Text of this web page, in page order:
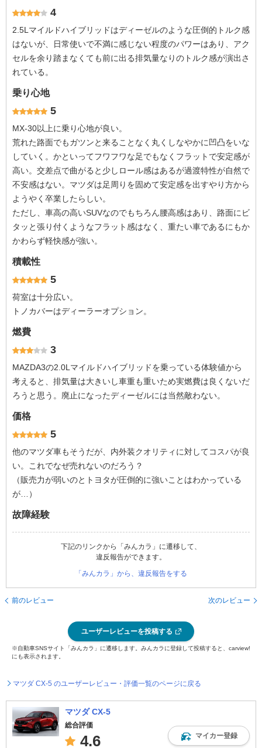
4
2.5Lマイルドハイブリッドはディーゼルのような圧倒的トルク感
はないが、日常使いで不満に感じない程度のパワーはあり、アク
セルを余り踏まなくても前に出る排気量なりのトルク感が演出さ
れている。
乗り心地
5
MX-30以上に乗り心地が良い。
荒れた路面でもガツンと来ることなく丸くしなやかに凹凸をいな
していく。かといってフワフワな足でもなくフラットで安定感が
高い。交差点で曲がると少しロール感はあるが過渡特性が自然で
不安感はない。マツダは足周りを固めて安定感を出すやり方から
ようやく卒業したらしい。
ただし、車高の高いSUVなのでもちろん腰高感はあり、路面にビ
タッと張り付くようなフラット感はなく、重たい車であるにもか
かわらず軽快感が強い。
積載性
5
荷室は十分広い。
トノカバーはディーラーオプション。
燃費
3
MAZDA3の2.0Lマイルドハイブリッドを乗っている体験値から
考えると、排気量は大きいし車重も重いため実燃費は良くないだ
ろうと思う。廃止になったディーゼルには当然敵わない。
価格
5
他のマツダ車もそうだが、内外装クオリティに対してコスパが良
い。これでなぜ売れないのだろう？
（販売力が弱いのとトヨタが圧倒的に強いことはわかっている
が…）
故障経験
下記のリンクから「みんカラ」に遷移して、
違反報告ができます。
「みんカラ」から、違反報告をする
前のレビュー 次のレビュー
ユーザーレビューを投稿する
※自動車SNSサイト「みんカラ」に遷移します。みんカラに登録して投稿すると、carview!
にも表示されます。
マツダ CX-5 のユーザーレビュー・評価一覧のページに戻る
マツダ CX-5
総合評価
4.6 マイカー登録